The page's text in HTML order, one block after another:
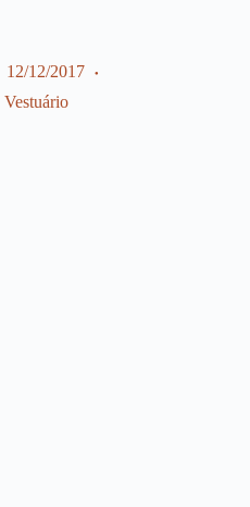
12/12/2017
Vestuário